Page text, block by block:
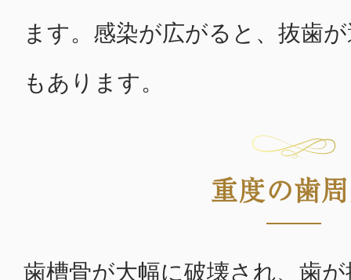
ます。感染が広がると、抜歯
もあります。
重度の歯
歯槽骨が大幅に破壊され、歯